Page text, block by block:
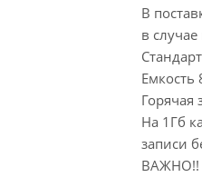
В
в
Емкость
Горячая
На 1Гб
записи
ВАЖНО!!